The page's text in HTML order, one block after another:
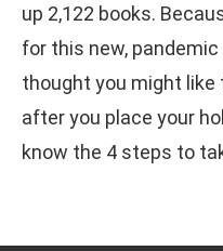
up 2,122 books.
for this new,
thought you might
after you place your
know the 4 steps to